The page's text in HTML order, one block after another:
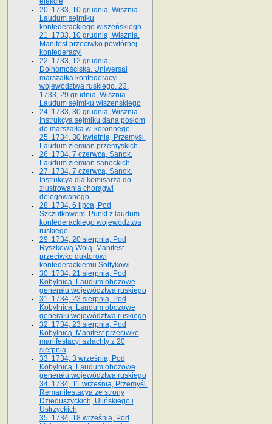
20. 1733, 10 grudnia, Wisznia.
Laudum sejmiku
konfederackiego wiszeńskiego
21. 1733, 10 grudnia, Wisznia.
Manifest przeciwko powtórnej
konfederacyi
22. 1733, 12 grudnia,
Dołhomościska. Uniwersał
marszałka konfederacyi
województwa ruskiego. 23.
1733, 29 grudnia, Wisznia.
Laudum sejmiku wiszeńskiego
24. 1733, 30 grudnia, Wisznia.
Instrukcya sejmiku dana posłom
do marszałka w. koronnego
25. 1734, 30 kwietnia, Przemyśl.
Laudum ziemian przemyskich
26. 1734, 7 czerwca, Sanok.
Laudum ziemian sanockich
27. 1734, 7 czerwca, Sanok.
Instrukcya dla komisarza do
zlustrowania chorągwi
delegowanego
28. 1734, 6 lipca, Pod
Szczutkowem. Punkt z laudum
konfederackiego województwa
ruskiego
29. 1734, 20 sierpnia, Pod
Ryszkową Wolą. Manifest
przeciwko duktorowi
konfederackiemu Sołtykowi
30. 1734, 21 sierpnia, Pod
Kobylnicą. Laudum obozowe
generału województwa ruskiego
31. 1734, 23 sierpnia, Pod
Kobylnicą. Laudum obozowe
generału województwa ruskiego
32. 1734, 23 sierpnia, Pod
Kobylnicą. Manifest przeciwko
manifestacyi szlachty z 20
sierpnia
33. 1734, 3 września, Pod
Kobylnicą. Laudum obozowe
generału województwa ruskiego
34. 1734, 11 września, Przemyśl.
Remanifestacya ze strony
Dzieduszyckich, Ulińskiego i
Ustrzyckich
35. 1734, 18 września, Pod